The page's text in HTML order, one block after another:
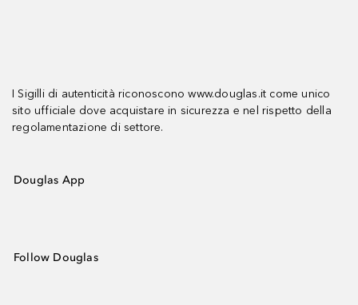
I Sigilli di autenticità riconoscono www.douglas.it come unico
sito ufficiale dove acquistare in sicurezza e nel rispetto della
regolamentazione di settore.
Douglas App
Follow Douglas